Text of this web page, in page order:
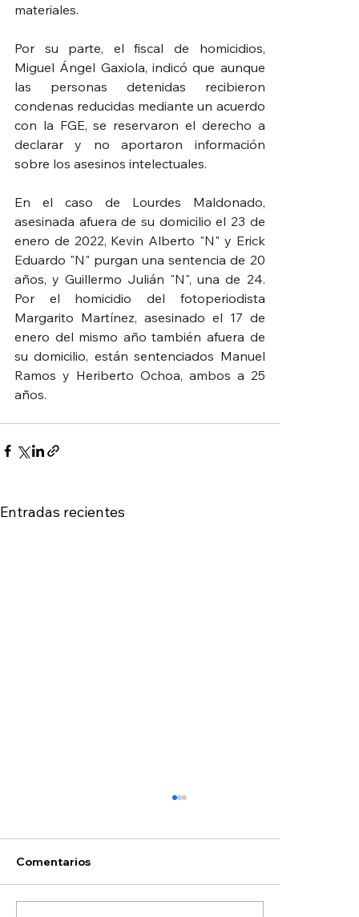
materiales.
Por su parte, el fiscal de homicidios,
Miguel Ángel Gaxiola, indicó que aunque
las personas detenidas recibieron
condenas reducidas mediante un acuerdo
con la FGE, se reservaron el derecho a
declarar y no aportaron información
sobre los asesinos intelectuales.
En el caso de Lourdes Maldonado,
asesinada afuera de su domicilio el 23 de
enero de 2022, Kevin Alberto "N" y Erick
Eduardo "N" purgan una sentencia de 20
años, y Guillermo Julián "N", una de 24.
Por el homicidio del fotoperiodista
Margarito Martínez, asesinado el 17 de
enero del mismo año también afuera de
su domicilio, están sentenciados Manuel
Ramos y Heriberto Ochoa, ambos a 25
años.
Entradas recientes
Comentarios